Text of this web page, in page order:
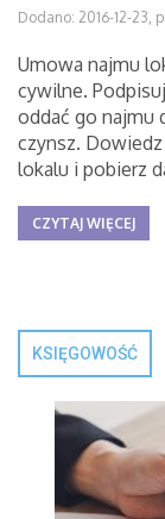
Dodano: 2016-12-23,
Umowa najmu
cywilne.
oddać go najmu
czynsz.
lokalu i pobierz
CZYTAJ WIĘCEJ
KSIĘGOWOŚĆ